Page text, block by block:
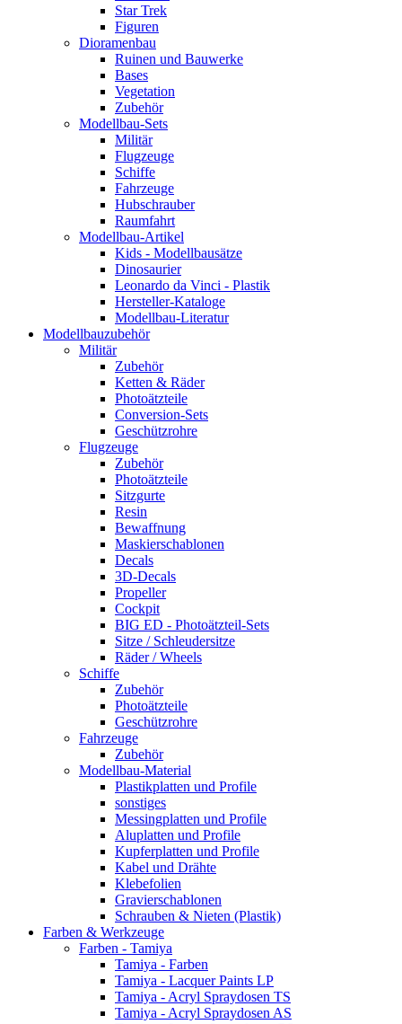
Star Trek
Figuren
Dioramenbau
Ruinen und Bauwerke
Bases
Vegetation
Zubehör
Modellbau-Sets
Militär
Flugzeuge
Schiffe
Fahrzeuge
Hubschrauber
Raumfahrt
Modellbau-Artikel
Kids - Modellbausätze
Dinosaurier
Leonardo da Vinci - Plastik
Hersteller-Kataloge
Modellbau-Literatur
Modellbauzubehör
Militär
Zubehör
Ketten & Räder
Photoätzteile
Conversion-Sets
Geschützrohre
Flugzeuge
Zubehör
Photoätzteile
Sitzgurte
Resin
Bewaffnung
Maskierschablonen
Decals
3D-Decals
Propeller
Cockpit
BIG ED - Photoätzteil-Sets
Sitze / Schleudersitze
Räder / Wheels
Schiffe
Zubehör
Photoätzteile
Geschützrohre
Fahrzeuge
Zubehör
Modellbau-Material
Plastikplatten und Profile
sonstiges
Messingplatten und Profile
Aluplatten und Profile
Kupferplatten und Profile
Kabel und Drähte
Klebefolien
Gravierschablonen
Schrauben & Nieten (Plastik)
Farben & Werkzeuge
Farben - Tamiya
Tamiya - Farben
Tamiya - Lacquer Paints LP
Tamiya - Acryl Spraydosen TS
Tamiya - Acryl Spraydosen AS